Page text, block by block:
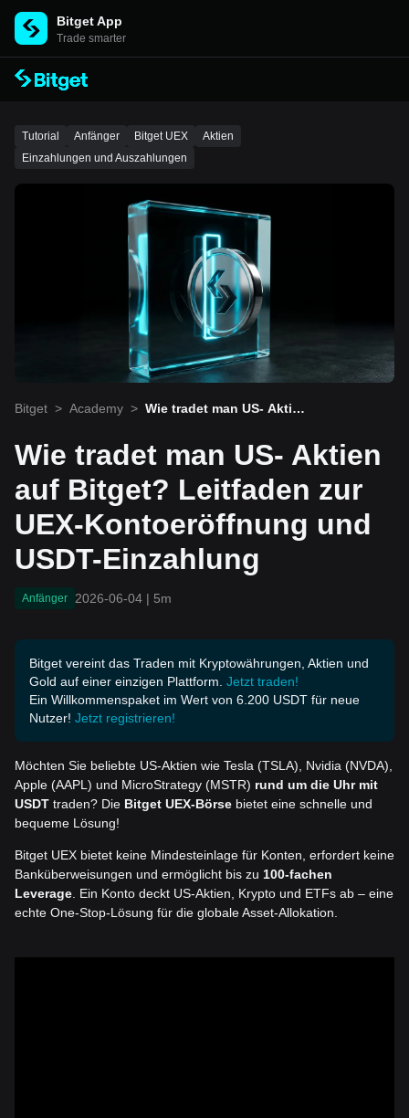
Bitget App
Trade smarter
Tutorial Anfänger Bitget UEX
Aktien
Einzahlungen und Auszahlungen
Bitget > Academy > Wie tradet man US- Aktien
USDT-Einzahlung
Wie tradet man US- Aktien
auf Bitget? Leitfaden zur
UEX-Kontoeröffnung und
USDT-Einzahlung
Anfänger 2026-06-04 | 5m
Bitget vereint das Traden mit Kryptowährungen, Aktien und
Gold auf einer einzigen Plattform. Jetzt traden!
Ein Willkommenspaket im Wert von 6.200 USDT für neue
Nutzer! Jetzt registrieren!
Möchten Sie beliebte US-Aktien wie Tesla (TSLA), Nvidia (NVDA),
Apple (AAPL) und MicroStrategy (MSTR) rund um die Uhr mit
USDT traden? Die Bitget UEX-Börse bietet eine schnelle und
bequeme Lösung!
Bitget UEX bietet keine Mindesteinlage für Konten, erfordert keine
Banküberweisungen und ermöglicht bis zu 100-fachen
Leverage. Ein Konto deckt US-Aktien, Krypto und ETFs ab – eine
echte One-Stop-Lösung für die globale Asset-Allokation.